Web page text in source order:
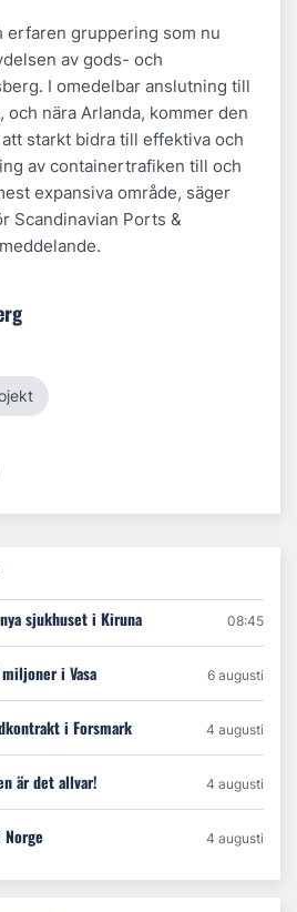
gruppering som nu
av gods- och
I omedelbar anslutning till
och nära Arlanda, kommer den
starkt bidra till effektiva och
av containertrafiken till och
expansiva område, säger
Scandinavian Ports &
sjukhuset i Kiruna 08:45
i Vasa 6 augusti
i Forsmark 4 augusti
är det allvar! 4 augusti
4 augusti